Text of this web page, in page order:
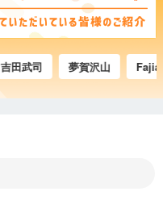
司 夢賀沢山 Fajiano